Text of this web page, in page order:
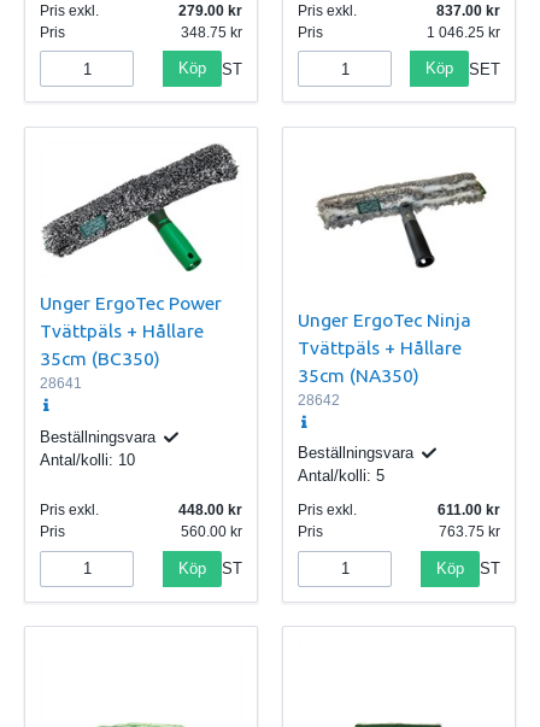
Pris exkl.
279.00
Pris
348.75
Köp ST
Pris exkl.
837.00
Pris
1 046.25
Köp SET
Unger ErgoTec Power
Tvättpäls + Hållare
35cm (BC350)
28641
Beställningsvara
Antal/kolli: 10
Pris exkl.
448.00
Pris
560.00
Köp ST
Unger ErgoTec Ninja
Tvättpäls + Hållare
35cm (NA350)
28642
Beställningsvara
Antal/kolli: 5
Pris exkl.
611.00
Pris
763.75
Köp ST